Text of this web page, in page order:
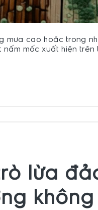
mưa cao hoặc trong
mốc xuất hiện
lừa
không